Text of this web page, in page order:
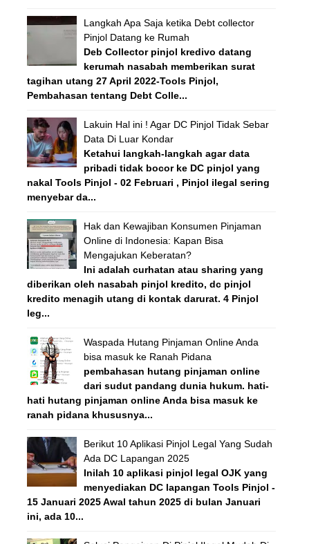
Langkah Apa Saja ketika Debt collector
Pinjol Datang ke Rumah
Deb Collector pinjol kredivo datang
kerumah nasabah memberikan surat
tagihan utang 27 April 2022-Tools Pinjol,
Pembahasan tentang Debt Colle...
Lakuin Hal ini ! Agar DC Pinjol Tidak Sebar
Data Di Luar Kondar
Ketahui langkah-langkah agar data
pribadi tidak bocor ke DC pinjol yang
nakal Tools Pinjol - 02 Februari , Pinjol ilegal sering
menyebar da...
Hak dan Kewajiban Konsumen Pinjaman
Online di Indonesia: Kapan Bisa
Mengajukan Keberatan?
Ini adalah curhatan atau sharing yang
diberikan oleh nasabah pinjol kredito, dc pinjol
kredito menagih utang di kontak darurat. 4 Pinjol
leg...
Waspada Hutang Pinjaman Online Anda
bisa masuk ke Ranah Pidana
pembahasan hutang pinjaman online
dari sudut pandang dunia hukum. hati-
hati hutang pinjaman online Anda bisa masuk ke
ranah pidana khususnya...
Berikut 10 Aplikasi Pinjol Legal Yang Sudah
Ada DC Lapangan 2025
Inilah 10 aplikasi pinjol legal OJK yang
menyediakan DC lapangan Tools Pinjol -
15 Januari 2025 Awal tahun 2025 di bulan Januari
ini, ada 10...